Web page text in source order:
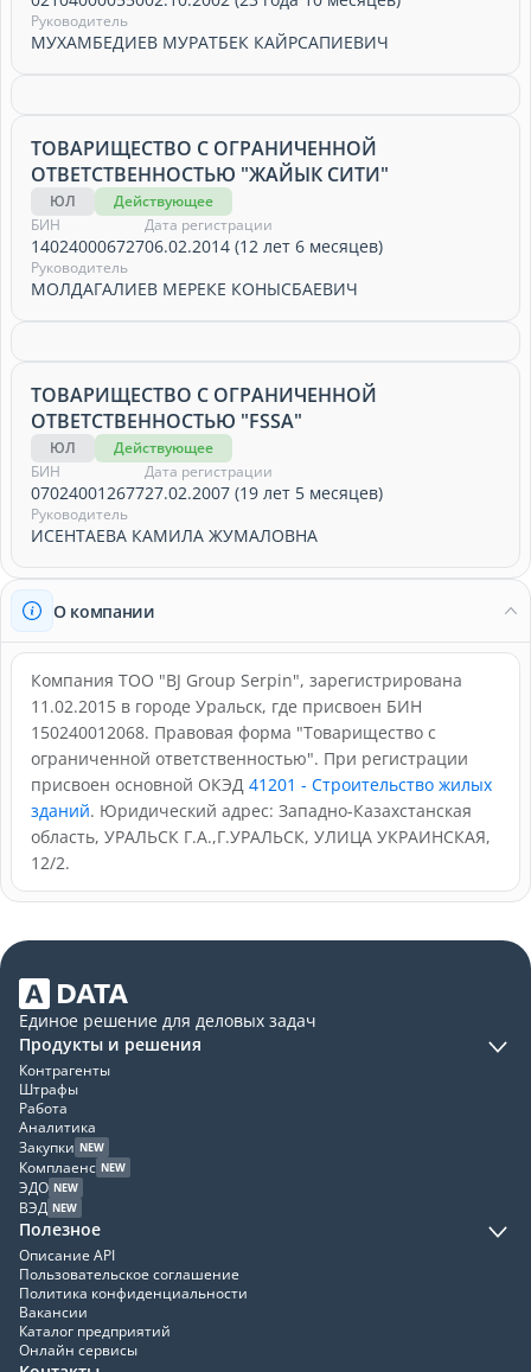
Руководитель
МУХАМБЕДИЕВ МУРАТБЕК КАЙРСАПИЕВИЧ
ТОВАРИЩЕСТВО С ОГРАНИЧЕННОЙ
ОТВЕТСТВЕННОСТЬЮ "ЖАЙЫК СИТИ"
ЮЛ
Действующее
БИН
140240006727
Дата регистрации
06.02.2014 (12 лет 6 месяцев)
Руководитель
МОЛДАГАЛИЕВ МЕРЕКЕ КОНЫСБАЕВИЧ
ТОВАРИЩЕСТВО С ОГРАНИЧЕННОЙ
ОТВЕТСТВЕННОСТЬЮ "FSSA"
ЮЛ
Действующее
БИН
070240012677
Дата регистрации
27.02.2007 (19 лет 5 месяцев)
Руководитель
ИСЕНТАЕВА КАМИЛА ЖУМАЛОВНА
О компании
Компания ТОО "BJ Group Serpin", зарегистрирована
11.02.2015 в городе Уральск, где присвоен БИН
150240012068. Правовая форма "Товарищество с
ограниченной ответственностью". При регистрации
присвоен основной ОКЭД 41201 - Строительство жилых
зданий. Юридический адрес: Западно-Казахстанская
область, УРАЛЬСК Г.А.,Г.УРАЛЬСК, УЛИЦА УКРАИНСКАЯ,
12/2.
Единое решение для деловых задач
Продукты и решения
Контрагенты
Штрафы
Работа
Аналитика
Закупки NEW
Комплаенс NEW
ЭДО NEW
ВЭД NEW
Полезное
Описание API
Пользовательское соглашение
Политика конфиденциальности
Вакансии
Каталог предприятий
Онлайн сервисы